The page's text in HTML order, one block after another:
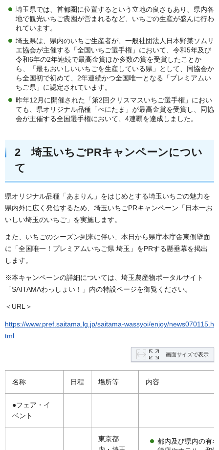
埼玉県では、首都圏に位置するという立地の良さもあり、県内各
地で観光いちご農園が営まれるなど、いちごの生産が盛んに行わ
れています。
埼玉県は、県内のいちご生産者が、一般社団法人日本野菜ソムリ
エ協会が主催する「全国いちご選手権」において、令和5年及び
令和6年の2年連続で最高金賞ほか多数の賞を受賞したことか
ら、「最もおいしいいちごを生産している県」として、同協会か
ら全国初で初めて、2年連続かつ全国唯一となる「プレミアムい
ちご県」に認定されています。
昨年12月に開催された「第2回クリスマスいちご選手権」におい
ても、県オリジナル品種「べにたま」が最高金賞を受賞し、同協
会が主催する全国選手権において、4連覇を達成しました。
2 埼玉いちごPRキャンペーンについ
て
県オリジナル品種「あまりん」をはじめとする埼玉いちごの魅力を
県内外に広く発信するため、埼玉いちごPRキャンペーン「日本一お
いしい埼玉のいちご」を実施します。
また、いちごのシーズン到来に伴い、本日から県庁本庁舎東側壁面
に「全国唯一！プレミアムいちご県 埼玉」をPRする懸垂幕を掲出
します。
※本キャンペーンの詳細については、埼玉農産物ポータルサイト
「SAITAMAわっしょい！」内の特設ページを御覧ください。
＜URL＞
https://www.pref.saitama.lg.jp/saitama-wassyoi/enjoy/news070115.h
tml
画面サイズで表示
名称 日程 場所等 内容
●フェア・イ
ベント
東京都
都内及び県内の有